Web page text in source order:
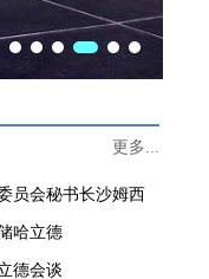
更多...
员会秘书长沙姆西
哈立德
德会谈